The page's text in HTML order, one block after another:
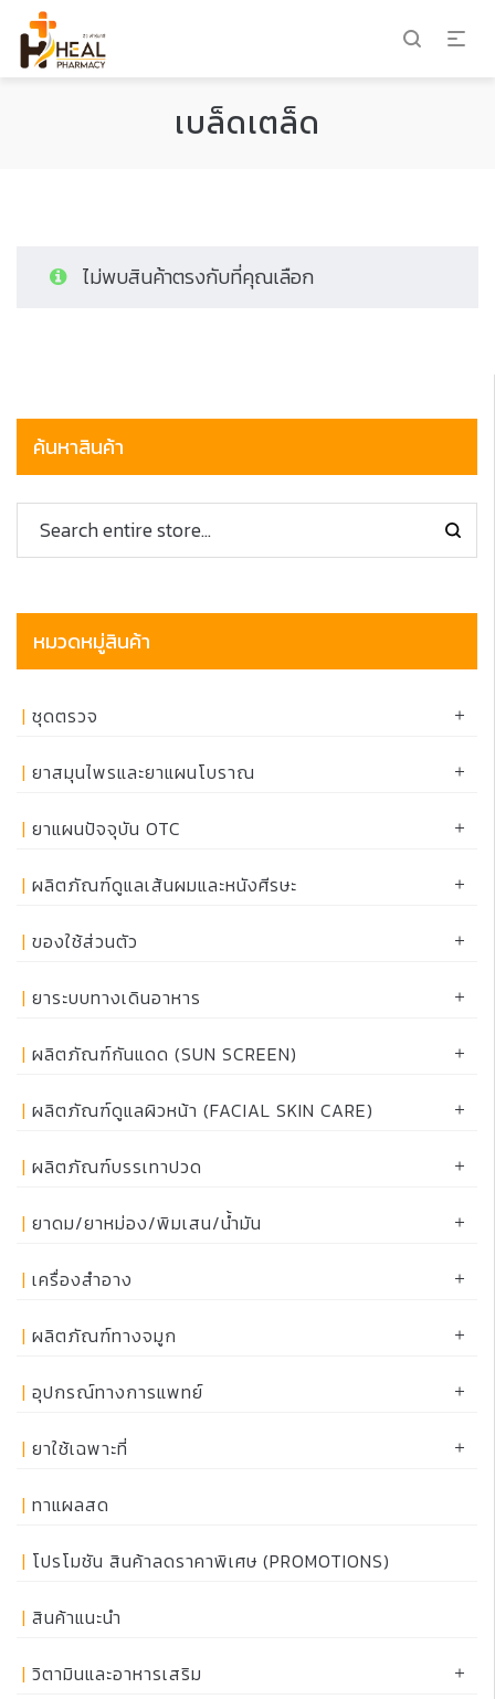
เบล็ดเตล็ด
ไม่พบสินค้าตรงกับที่คุณเลือก
ค้นหาสินค้า
หมวดหมู่สินค้า
ชุดตรวจ
ยาสมุนไพรและยาแผนโบราณ
ยาแผนปัจจุบัน OTC
ผลิตภัณฑ์ดูแลเส้นผมและหนังศีรษะ
ของใช้ส่วนตัว
ยาระบบทางเดินอาหาร
ผลิตภัณฑ์กันแดด (SUN SCREEN)
ผลิตภัณฑ์ดูแลผิวหน้า (FACIAL SKIN CARE)
ผลิตภัณฑ์บรรเทาปวด
ยาดม/ยาหม่อง/พิมเสน/น้ำมัน
เครื่องสำอาง
ผลิตภัณฑ์ทางจมูก
อุปกรณ์ทางการแพทย์
ยาใช้เฉพาะที่
ทาแผลสด
โปรโมชัน สินค้าลดราคาพิเศษ (PROMOTIONS)
สินค้าแนะนำ
วิตามินและอาหารเสริม